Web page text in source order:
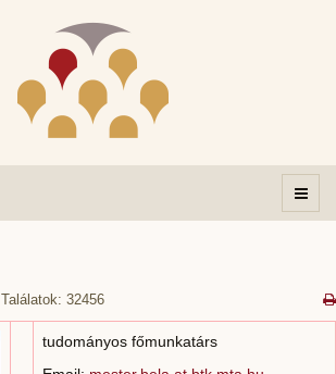
Találatok: 32456
tudományos főmunkatárs